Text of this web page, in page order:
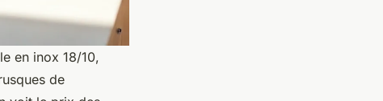
en inox 18/10,
de